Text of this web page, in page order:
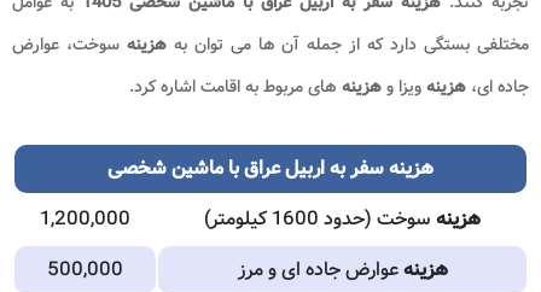
مختلفی بستگی دارد که از جمله آن ها می توان به هزینه سوخت، عوارض
جاده ای، هزینهویزا وهزینه های مربوط به اقامت اشاره کرد.
هزینه سفر به اربیل عراق با ماشین شخصی
هزینه سوخت (حدود 1600 کیلومتر)
1,200,000
هزینهعوارض جاده ای و مرز
500,000